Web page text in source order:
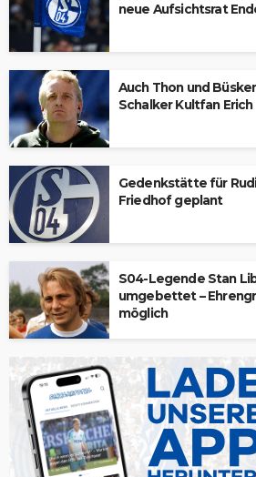
neue Aufsichtsrat
Auch Thon und
Schalker Kultfan Erich
Gedenkstätte für
Friedhof geplant
S04-Legende Stan
umgebettet –
möglich